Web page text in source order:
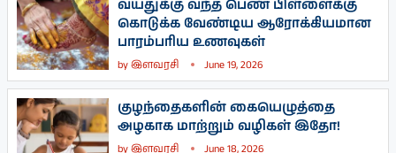
வயதுக்கு வந்த பெண் பிள்ளைக்கு
கொடுக்க வேண்டிய ஆரோக்கியமான
பாரம்பரிய உணவுகள்
byஇளவரசி June 19, 2026
குழந்தைகளின் கையெழுத்தை
அழகாக மாற்றும் வழிகள் இதோ!
byஇளவரசி June 18, 2026